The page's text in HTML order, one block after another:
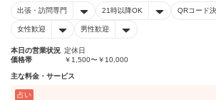
出張・訪問専門 21時以降OK QRコード
女性歓迎 男性歓迎
本日の営業状況 定休日
価格帯
￥1,500〜￥10,000
主な料金・サービス
占い